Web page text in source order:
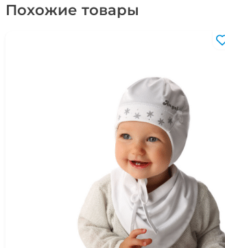
Похожие товары